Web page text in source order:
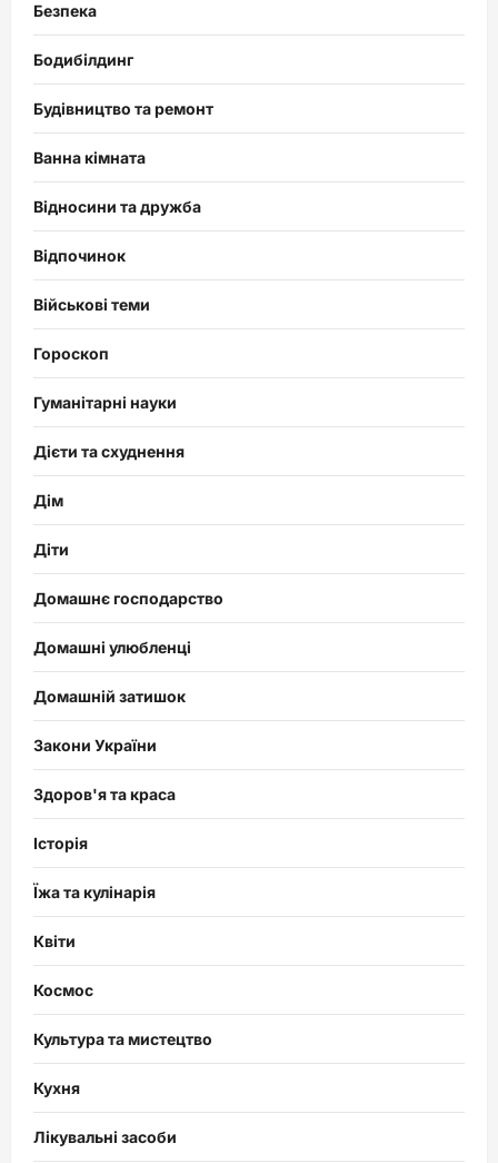
Безпека
Бодибілдинг
Будівництво та ремонт
Ванна кімната
Відносини та дружба
Відпочинок
Військові теми
Гороскоп
Гуманітарні науки
Дієти та схуднення
Дім
Діти
Домашнє господарство
Домашні улюбленці
Домашній затишок
Закони України
Здоров'я та краса
Історія
Їжа та кулінарія
Квіти
Космос
Культура та мистецтво
Кухня
Лікувальні засоби